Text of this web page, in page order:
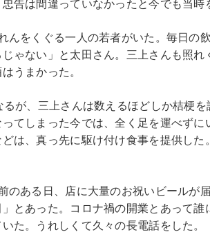
告は間違っていなかったと今でも当時
んをくぐる一人の若者がいた。毎日の
ゃない」と太田さん。三上さんも照れ
うまかった。
が、三上さんは数えるほどしか桔梗
てしまった今では、全く足を運べず
は、真っ先に駆け付け食事を提供した
のある日、店に大量のお祝いビールが
とあった。コロナ禍の開業とあって誰
た。うれしくて久々の長電話をした。